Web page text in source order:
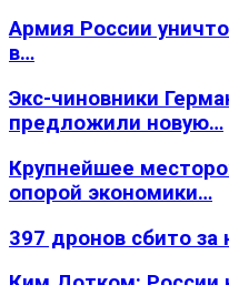
Армия России
в…
Экс-чиновники
предложили новую…
Крупнейшее
опорой экономики…
397 дронов сбито за